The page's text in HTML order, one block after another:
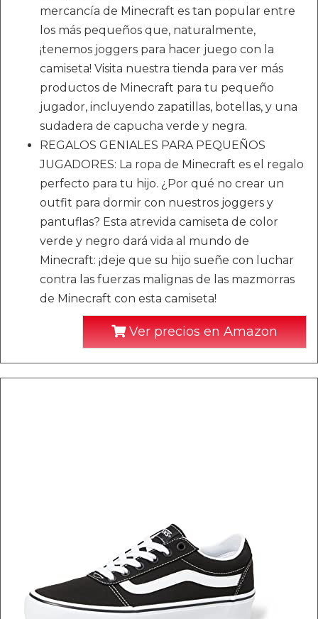
mercancía de Minecraft es tan popular entre
los más pequeños que, naturalmente,
¡tenemos joggers para hacer juego con la
camiseta! Visita nuestra tienda para ver más
productos de Minecraft para tu pequeño
jugador, incluyendo zapatillas, botellas, y una
sudadera de capucha verde y negra.
REGALOS GENIALES PARA PEQUEÑOS
JUGADORES: La ropa de Minecraft es el regalo
perfecto para tu hijo. ¿Por qué no crear un
outfit para dormir con nuestros joggers y
pantuflas? Esta atrevida camiseta de color
verde y negro dará vida al mundo de
Minecraft: ¡deje que su hijo sueñe con luchar
contra las fuerzas malignas de las mazmorras
de Minecraft con esta camiseta!
Ver precios en Amazon